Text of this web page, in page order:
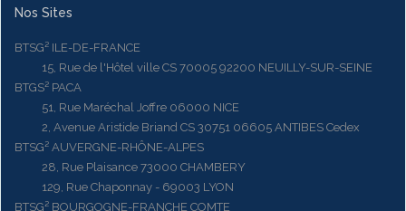
Nos Sites
BTSG² ILE-DE-FRANCE
15, Rue de l'Hôtel ville CS 70005 92200 NEUILLY-SUR-SEINE
BTGS² PACA
51, Rue Maréchal Joffre 06000 NICE
2, Avenue Aristide Briand CS 30751 06605 ANTIBES Cedex
BTSG² AUVERGNE-RHÔNE-ALPES
28, Rue Plaisance 73000 CHAMBERY
129, Rue Chaponnay - 69003 LYON
BTSG² BOURGOGNE-FRANCHE COMTE